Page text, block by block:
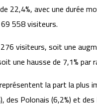
22,4%, avec une durée
558 visiteurs.
visiteurs, soit une
une hausse de 7,1% par
la part la
des Polonais (6,2%) et